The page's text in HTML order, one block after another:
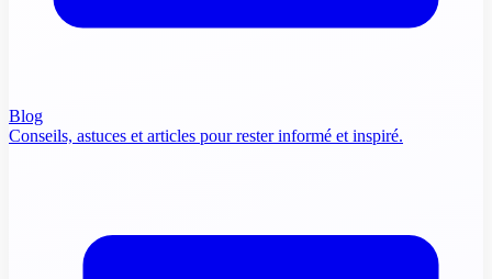
Blog
Conseils, astuces et articles pour rester informé et inspiré.